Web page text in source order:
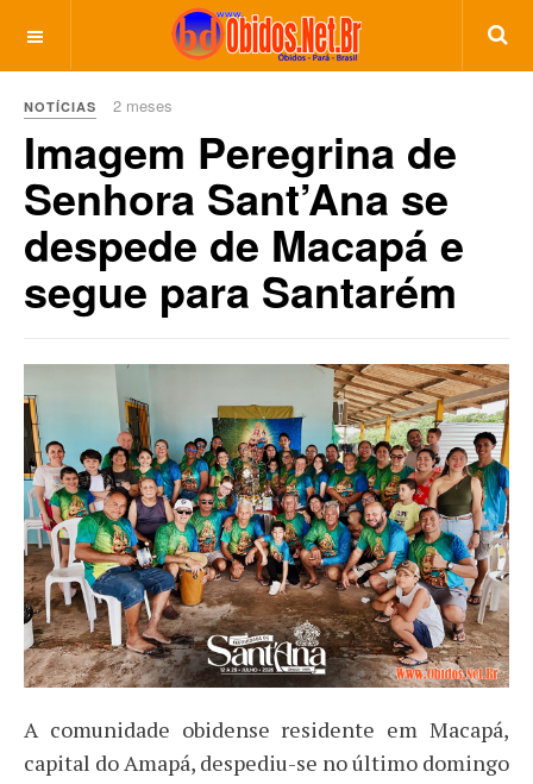
NOTÍCIAS 2 meses
Imagem Peregrina de
Senhora Sant’Ana se
despede de Macapá e
segue para Santarém
A comunidade obidense residente em Macapá,
capital do Amapá, despediu-se no último domingo